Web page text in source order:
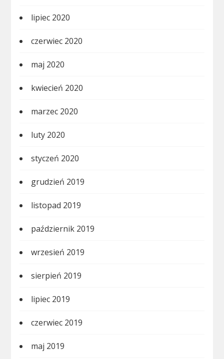
lipiec 2020
czerwiec 2020
maj 2020
kwiecień 2020
marzec 2020
luty 2020
styczeń 2020
grudzień 2019
listopad 2019
październik 2019
wrzesień 2019
sierpień 2019
lipiec 2019
czerwiec 2019
maj 2019